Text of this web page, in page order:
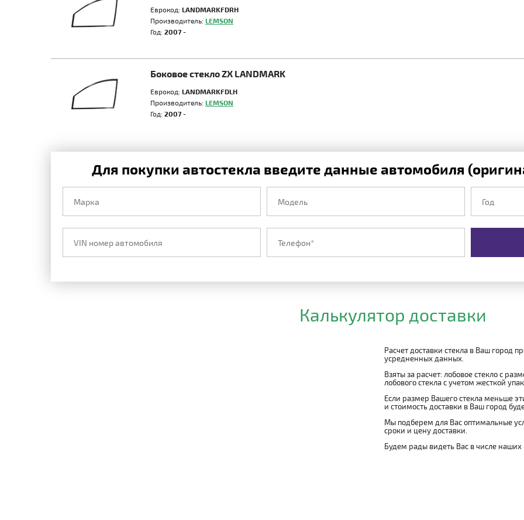
Еврокод: LANDMARKFDRH
Производитель: LEMSON
Год: 2007 -
Боковое стекло ZX LANDMARK
Еврокод: LANDMARKFDLH
Производитель: LEMSON
Год: 2007 -
Для покупки автостекла введите данные автомобиля
Калькулятор доставки
Расчет доставки стекла в Ваш город
усредненных данных.
Взяты за расчет: лобовое стекло с
лобового стекла с учетом жесткой
Если размер Вашего стекла меньше
и стоимость доставки в Ваш город
Мы подберем для Вас оптимальные
сроки и цену доставки.
Будем рады видеть Вас в числе наших